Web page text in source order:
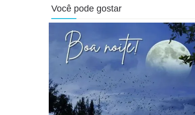
Você pode gostar